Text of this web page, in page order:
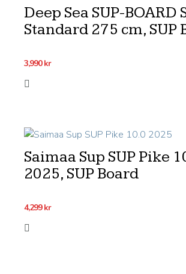
Deep Sea SUP-BOARD
Standard 275 cm, SUP
3,990kr
Saimaa Sup SUP Pike
2025, SUP Board
4,299kr